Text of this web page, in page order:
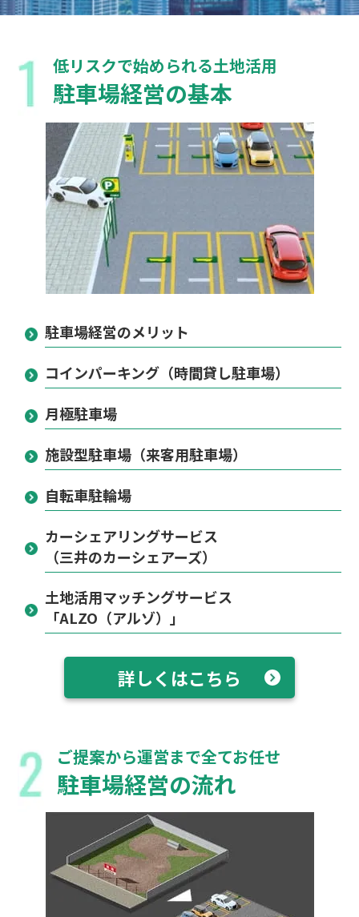
低リスクで始められる土地活用
駐車場経営の基本
駐車場経営のメリット
コインパーキング（時間貸し駐車場）
月極駐車場
施設型駐車場（来客用駐車場）
自転車駐輪場
カーシェアリングサービス
（三井のカーシェアーズ）
土地活用マッチングサービス
「ALZO（アルゾ）」
詳しくはこちら
ご提案から運営まで全てお任せ
駐車場経営の流れ